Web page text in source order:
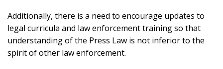
Additionally, there is a need to encourage updates to
legal curricula and law enforcement training so that
understanding of the Press Law is not inferior to the
spirit of other law enforcement.